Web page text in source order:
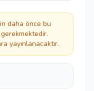
daha önce bu
yayınlanacaktır.